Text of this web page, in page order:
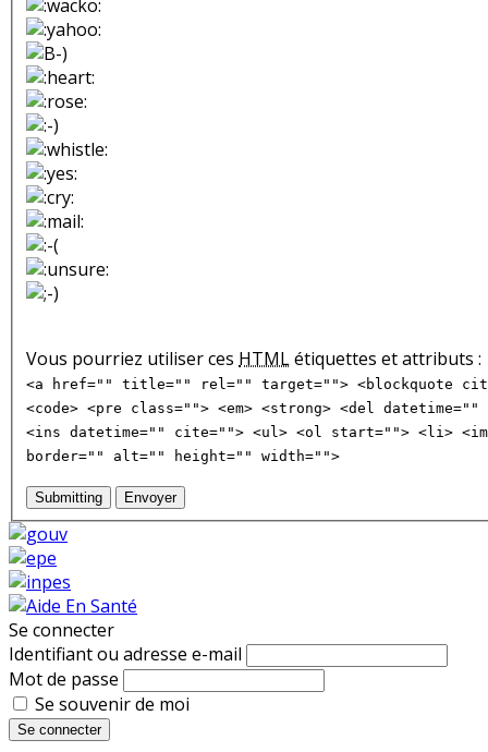
Vous pourriez utiliser ces HTMLétiquettes et attributs :
<a href="" title="" rel="" target=""> <blockquote
<code> <pre class=""> <em> <strong> <del
<ins datetime="" cite=""> <ul> <ol start=""> <li>
border="" alt="" height="" width="">
Submitting Envoyer
Se connecter
Identifiant ou adresse e-mail
Mot de passe
Se souvenir de moi
Se connecter